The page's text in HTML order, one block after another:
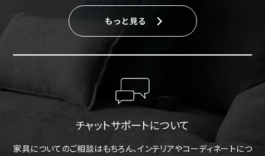
もっと見る
チャットサポートについて
家具についてのご相談はもちろん、インテリアやコーディネートにつ